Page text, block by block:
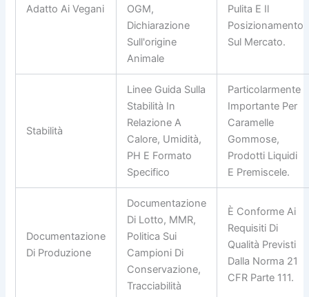
Adatto Ai Vegani
OGM,
Dichiarazione
Sull'origine
Animale
Pulita E Il
Posizionamento
Sul Mercato.
Stabilità
Linee Guida Sulla
Stabilità In
Relazione A
Calore, Umidità,
PH E Formato
Specifico
Particolarmente
Importante Per
Caramelle
Gommose,
Prodotti Liquidi
E Premiscele.
Documentazione
Di Produzione
Documentazione
Di Lotto, MMR,
Politica Sui
Campioni Di
Conservazione,
Tracciabilità
È Conforme Ai
Requisiti Di
Qualità Previsti
Dalla Norma 21
CFR Parte 111.